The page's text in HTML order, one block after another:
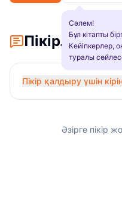
үңілуге,
береді, ғибрат айтып,
Сәлем!
Бұл кітапты
Кейіпкерлер,
туралы
Пікірлер
Пікір қалдыру үшін
Әзірге пікір